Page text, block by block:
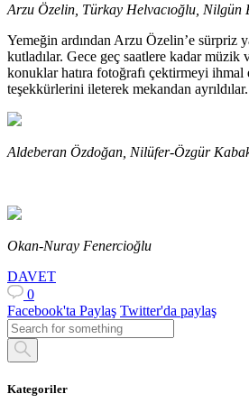
Arzu Özelin, Türkay Helvacıoğlu, Nilgün
Yemeğin ardından Arzu Özelin’e sürpriz
kutladılar. Gece geç saatlere kadar müzik
konuklar hatıra fotoğrafı çektirmeyi ihmal
teşekkürlerini ileterek mekandan ayrıldılar.
Aldeberan Özdoğan, Nilüfer-Özgür
Okan-Nuray Fenercioğlu
DAVET
0
Facebook'ta Paylaş Twitter'da paylaş
Kategoriler